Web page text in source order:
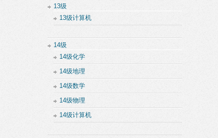
13级
13级计算机
14级
14级化学
14级地理
14级数学
14级物理
14级计算机